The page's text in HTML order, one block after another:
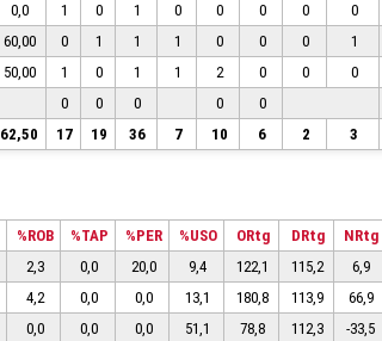
0,0 1 0 1 0 0 0 0 0
60,00 0 1 1 1 0 0 0 1
50,00 1 0 1 1 2 0 0 0
0 0 0 0 0
62,50 17 19 36 7 10 6 2 3
%ROB %TAP %PER %USO ORtg DRtg
NRtg
2,3 0,0 20,0 9,4 122,1 115,2
6,9
4,2 0,0 0,0 13,1 180,8 113,9
66,9
0,0 0,0 0,0 51,1 78,8 112,3
-33,5